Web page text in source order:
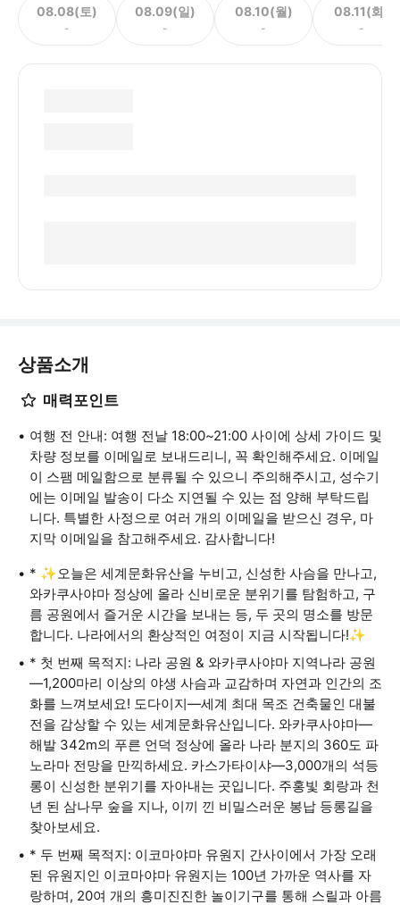
08.08(토)
-
08.09(일)
-
08.10(월)
-
08.11(화)
-
상품소개
매력포인트
여행 전 안내: 여행 전날 18:00~21:00 사이에 상세 가이드 및
차량 정보를 이메일로 보내드리니, 꼭 확인해주세요. 이메일
이 스팸 메일함으로 분류될 수 있으니 주의해주시고, 성수기
에는 이메일 발송이 다소 지연될 수 있는 점 양해 부탁드립
니다. 특별한 사정으로 여러 개의 이메일을 받으신 경우, 마
지막 이메일을 참고해주세요. 감사합니다!
* ✨오늘은 세계문화유산을 누비고, 신성한 사슴을 만나고,
와카쿠사야마 정상에 올라 신비로운 분위기를 탐험하고, 구
름 공원에서 즐거운 시간을 보내는 등, 두 곳의 명소를 방문
합니다. 나라에서의 환상적인 여정이 지금 시작됩니다!✨
* 첫 번째 목적지: 나라 공원 & 와카쿠사야마 지역나라 공원
—1,200마리 이상의 야생 사슴과 교감하며 자연과 인간의 조
화를 느껴보세요! 도다이지—세계 최대 목조 건축물인 대불
전을 감상할 수 있는 세계문화유산입니다. 와카쿠사야마—
해발 342m의 푸른 언덕 정상에 올라 나라 분지의 360도 파
노라마 전망을 만끽하세요. 카스가타이샤—3,000개의 석등
롱이 신성한 분위기를 자아내는 곳입니다. 주홍빛 회랑과 천
년 된 삼나무 숲을 지나, 이끼 낀 비밀스러운 봉납 등롱길을
찾아보세요.
* 두 번째 목적지: 이코마야마 유원지 간사이에서 가장 오래
된 유원지인 이코마야마 유원지는 100년 가까운 역사를 자
랑하며, 20여 개의 흥미진진한 놀이기구를 통해 스릴과 아름